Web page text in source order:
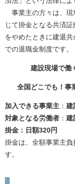
事業主の方々は、現
じて掛金となる共済
をやめたときに建退
での退職金制度です。
建設現場で働
全国どこでも！事
加入できる事業主 ： 建
対象となる労働者 ： 建
掛金：日額320円
掛金は、全額事業主
す。